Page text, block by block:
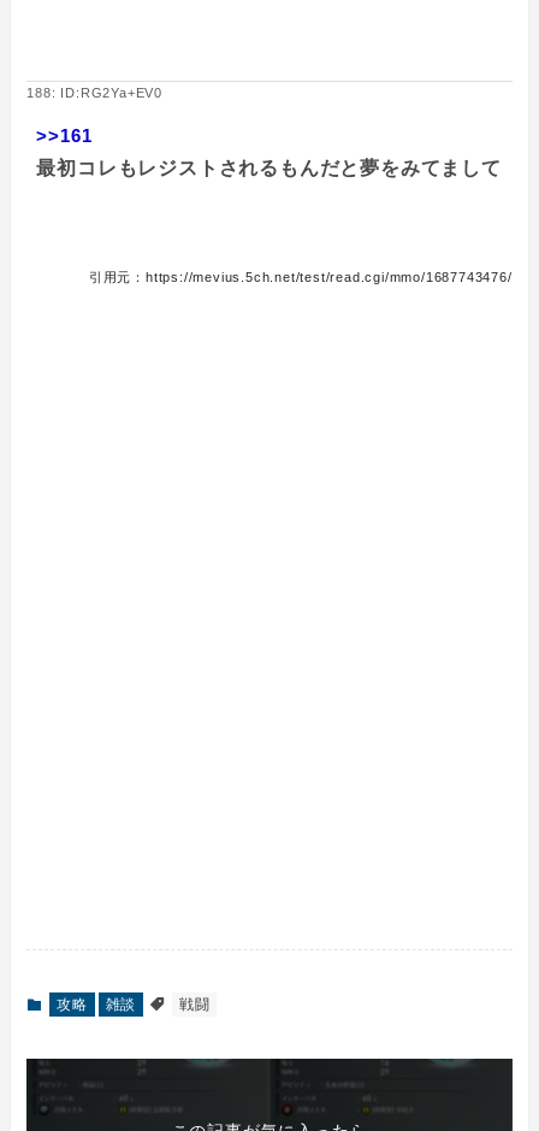
188: ID:RG2Ya+EV0
>>161
最初コレもレジストされるもんだと夢をみてまして
引用元：https://mevius.5ch.net/test/read.cgi/mmo/1687743476/
攻略 雑談 戦闘